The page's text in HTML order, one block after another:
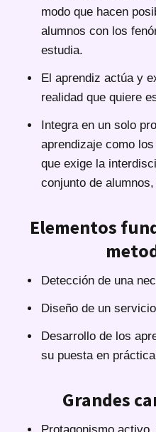
modo que hacen
alumnos con los
estudia.
El aprendiz actúa y
realidad que quiere
Integra en un solo
aprendizaje como
que exige la
conjunto de
Elementos
Detección de una
Diseño de un
Desarrollo de los
su puesta en
Grandes